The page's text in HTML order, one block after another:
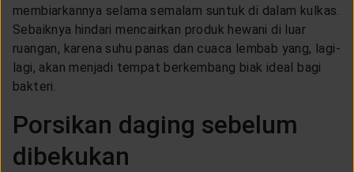
membiarkannya selama semalam suntuk di dalam kulkas.
Sebaiknya hindari mencairkan produk hewani di luar
ruangan, karena suhu panas dan cuaca lembab yang, lagi-
lagi, akan menjadi tempat berkembang biak ideal bagi
bakteri.
Porsikan daging sebelum
dibekukan